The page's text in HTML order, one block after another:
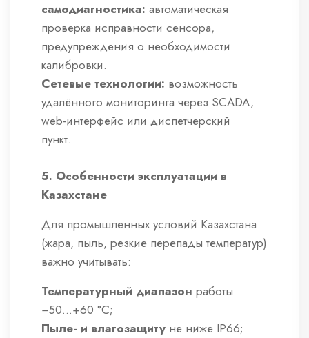
самодиагностика: автоматическая
проверка исправности сенсора,
предупреждения о необходимости
калибровки.
Сетевые технологии: возможность
удалённого мониторинга через SCADA,
web-интерфейс или диспетчерский
пункт.
5. Особенности эксплуатации в
Казахстане
Для промышленных условий Казахстана
(жара, пыль, резкие перепады температур)
важно учитывать:
Температурный диапазон работы
−50…+60 °C;
Пыле- и влагозащиту не ниже IP66;